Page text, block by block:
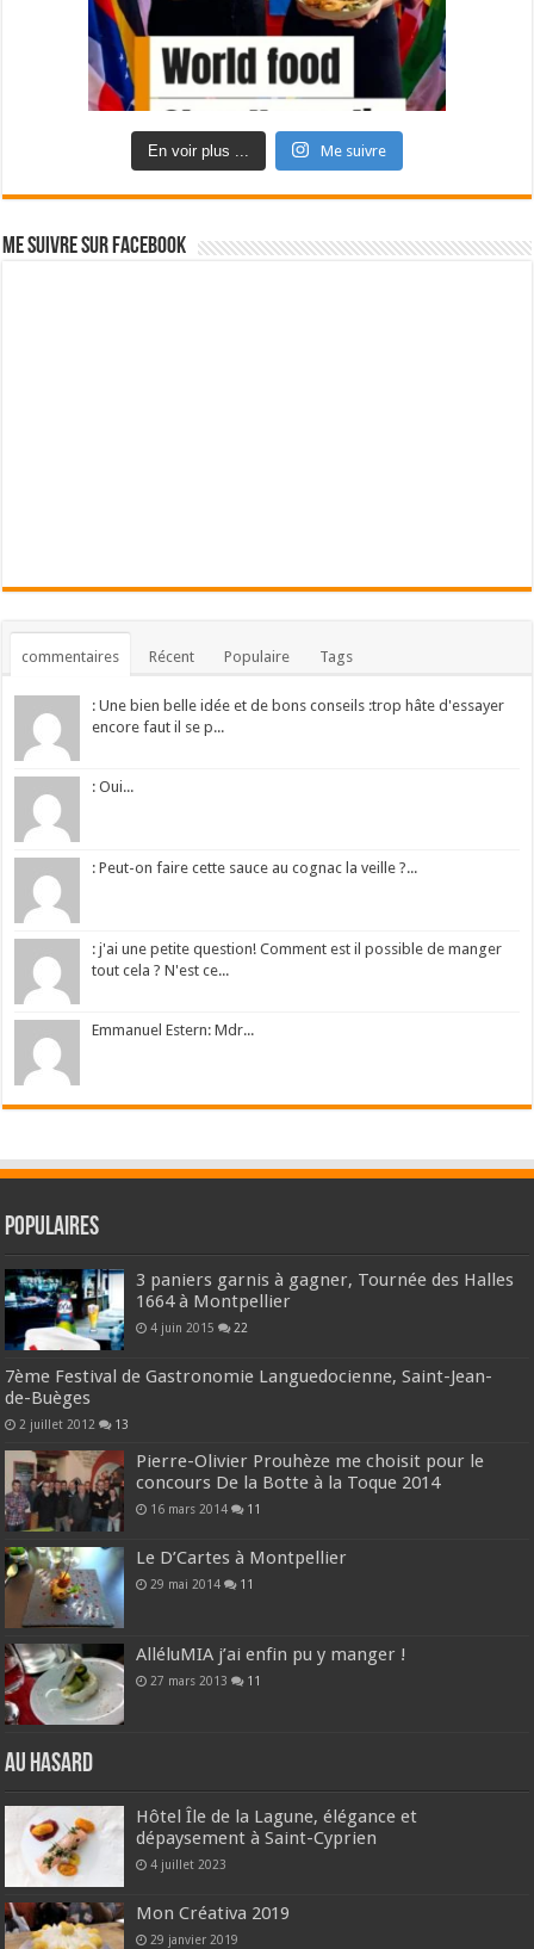
En voir plus ... Me suivre
Me suivre sur Facebook
commentaires Récent Populaire Tags
: Une bien belle idée et de bons conseils :trop hâte d'essayer
encore faut il se p...
: Oui...
: Peut-on faire cette sauce au cognac la veille ?...
: j'ai une petite question! Comment est il possible de manger
tout cela ? N'est ce...
Emmanuel Estern: Mdr...
Populaires
3 paniers garnis à gagner, Tournée des Halles
1664 à Montpellier
4 juin 2015 22
7ème Festival de Gastronomie Languedocienne, Saint-Jean-
de-Buèges
2 juillet 2012 13
Pierre-Olivier Prouhèze me choisit pour le
concours De la Botte à la Toque 2014
16 mars 2014 11
Le D’Cartes à Montpellier
29 mai 2014 11
AlléluMIA j’ai enfin pu y manger !
27 mars 2013 11
Au hasard
Hôtel Île de la Lagune, élégance et
dépaysement à Saint-Cyprien
4 juillet 2023
Mon Créativa 2019
29 janvier 2019